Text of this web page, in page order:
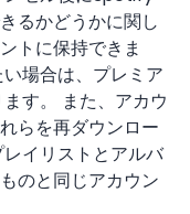
るかどうかに関し
トに保持できま
場合は、プレミア
す。 また、アカウ
らを再ダウンロー
イリストとアルバ
のと同じアカウン